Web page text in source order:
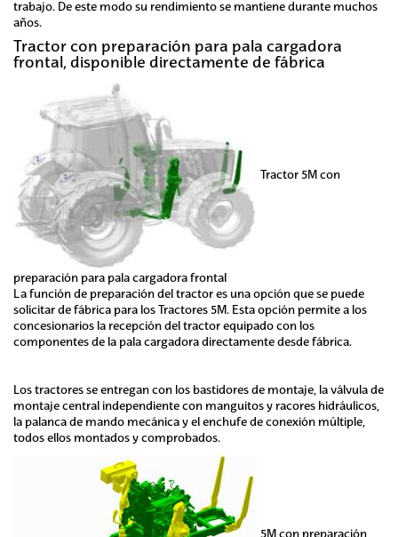
trabajo. De este modo su rendimiento se mantiene durante muchos
años.
Tractor con preparación para pala cargadora
frontal, disponible directamente de fábrica
Tractor 5M con
preparación para pala cargadora frontal
La función de preparación del tractor es una opción que se puede
solicitar de fábrica para los Tractores 5M. Esta opción permite a los
concesionarios la recepción del tractor equipado con los
componentes de la pala cargadora directamente desde fábrica.
Los tractores se entregan con los bastidores de montaje, la válvula de
montaje central independiente con manguitos y racores hidráulicos,
la palanca de mando mecánica y el enchufe de conexión múltiple,
todos ellos montados y comprobados.